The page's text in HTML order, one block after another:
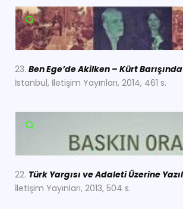
23. Ben Ege’de Akilken – Kürt
İstanbul, İletişim Yayınları, 2014, 461 s.
22. Türk Yargısı ve Adaleti Üzerine
İletişim Yayınları, 2013, 504 s.